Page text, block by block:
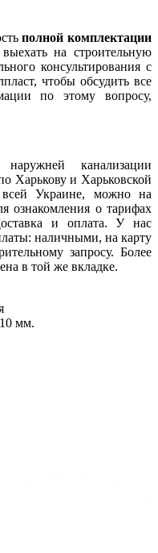
полной комплектации
на строительную
консультирования с
чтобы обсудить все
по этому вопросу,
канализации
Харькову и Харьковской
Украине, можно на
ознакомления о тарифах
и оплата. У нас
наличными, на карту
запросу. Более
в той же вкладке.
мм.